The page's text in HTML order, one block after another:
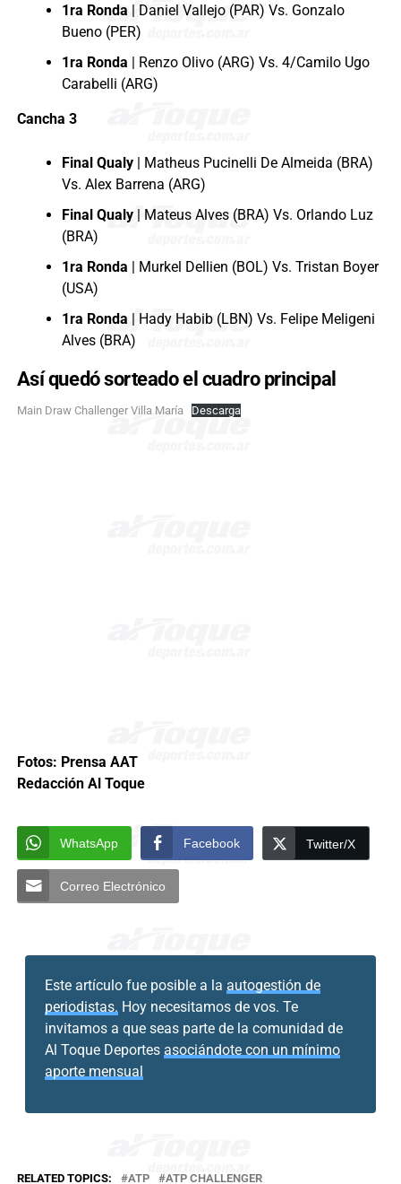
1ra Ronda | Daniel Vallejo (PAR) Vs. Gonzalo
Bueno (PER)
1ra Ronda | Renzo Olivo (ARG) Vs. 4/Camilo Ugo
Carabelli (ARG)
Cancha 3
Final Qualy | Matheus Pucinelli De Almeida (BRA)
Vs. Alex Barrena (ARG)
Final Qualy | Mateus Alves (BRA) Vs. Orlando Luz
(BRA)
1ra Ronda | Murkel Dellien (BOL) Vs. Tristan Boyer
(USA)
1ra Ronda | Hady Habib (LBN) Vs. Felipe Meligeni
Alves (BRA)
Así quedó sorteado el cuadro principal
Main Draw Challenger Villa María Descarga
Fotos: Prensa AAT
Redacción Al Toque
WhatsApp Facebook Twitter/X
Correo Electrónico
Este artículo fue posible a la autogestión de
periodistas. Hoy necesitamos de vos. Te
invitamos a que seas parte de la comunidad de
Al Toque Deportes asociándote con un mínimo
aporte mensual
RELATED TOPICS: ATP
ATP CHALLENGER